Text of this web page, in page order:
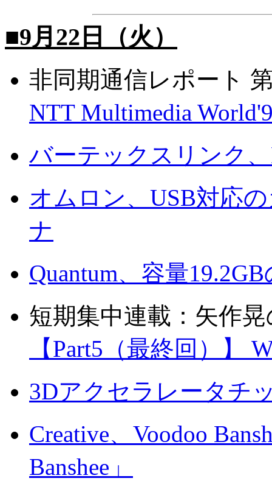
■9月22日（火）
非同期通信レポート
NTT Multimedia
バーテックスリンク
オムロン、USB対応
ナ
Quantum、容量
短期集中連載：矢作
【Part5（最終回）】
3Dアクセラレータチ
Creative、Voodoo
Banshee」